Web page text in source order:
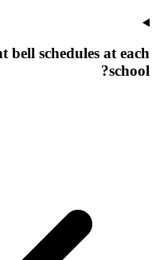
bell schedules at each
school?